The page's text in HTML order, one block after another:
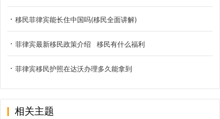
移民菲律宾能长住中国吗(移民全面讲解)
菲律宾最新移民政策介绍 移民有什么福利
菲律宾移民护照在达沃办理多久能拿到
相关主题